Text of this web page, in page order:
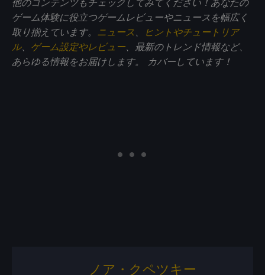
ゲーム体験に役立つゲームレビューやニュースを幅広く
取り揃えています。 ニュース
ヒントやチュートリア
ル、 ゲーム設定やレビュー 、最新のトレンド情報など、
あらゆる情報をお届けします。
カバーしています！
ノア・クペツキー